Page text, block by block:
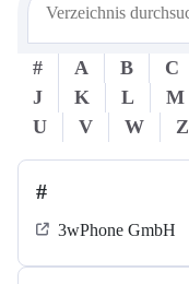
# A B C
J
K L M
U
V W Z
#
3wPhone GmbH